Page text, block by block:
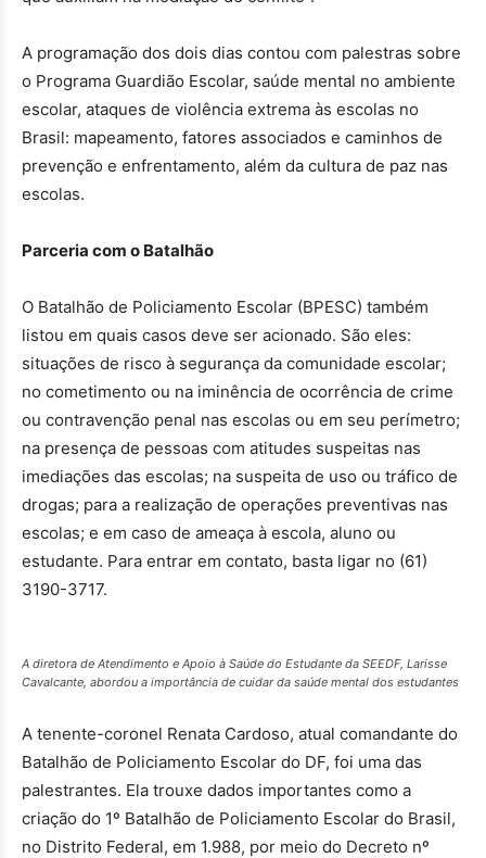
A programação dos dois dias contou com palestras sobre
o Programa Guardião Escolar, saúde mental no ambiente
escolar, ataques de violência extrema às escolas no
Brasil: mapeamento, fatores associados e caminhos de
prevenção e enfrentamento, além da cultura de paz nas
escolas.
Parceria com o Batalhão
O Batalhão de Policiamento Escolar (BPESC) também
listou em quais casos deve ser acionado. São eles:
situações de risco à segurança da comunidade escolar;
no cometimento ou na iminência de ocorrência de crime
ou contravenção penal nas escolas ou em seu perímetro;
na presença de pessoas com atitudes suspeitas nas
imediações das escolas; na suspeita de uso ou tráfico de
drogas; para a realização de operações preventivas nas
escolas; e em caso de ameaça à escola, aluno ou
estudante. Para entrar em contato, basta ligar no (61)
3190-3717.
A diretora de Atendimento e Apoio à Saúde do Estudante da SEEDF, Larisse
Cavalcante, abordou a importância de cuidar da saúde mental dos estudantes
A tenente-coronel Renata Cardoso, atual comandante do
Batalhão de Policiamento Escolar do DF, foi uma das
palestrantes. Ela trouxe dados importantes como a
criação do 1º Batalhão de Policiamento Escolar do Brasil,
no Distrito Federal, em 1.988, por meio do Decreto nº